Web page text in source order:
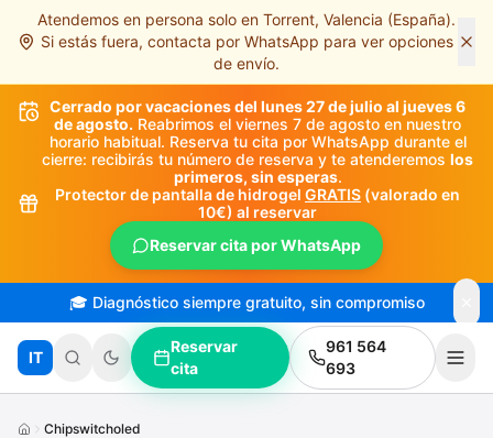
Saltar al contenido principal
Atendemos en persona solo en Torrent, Valencia (España).
Si estás fuera, contacta por WhatsApp para ver opciones
de envío.
Cerrado por vacaciones del lunes 27 de julio al jueves 6
de agosto. Reabrimos el viernes 7 de agosto en nuestro
horario habitual. Reserva tu cita por WhatsApp durante el
cierre: recibirás tu número de reserva y te atenderemos los
primeros, sin esperas.
Protector de pantalla de hidrogel GRATIS (valorado en
10€) al reservar
Reservar cita por WhatsApp
🎓 Diagnóstico siempre gratuito, sin compromiso
IT
Reservar
cita
961 564
693
Chipswitcholed